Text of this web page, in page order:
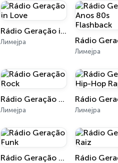
Rádio Geração in Love
Лимејра
Лимејра
Rádio Geração Rock
Лимејра Лимејра
Rádio Geração Funk